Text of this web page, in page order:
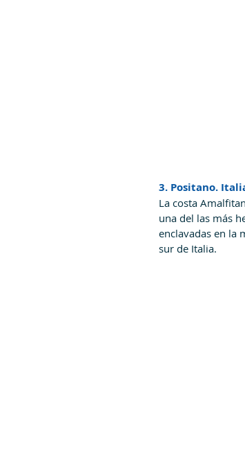
3. Positano.
La costa
una del las más
enclavadas en la
sur de Italia.